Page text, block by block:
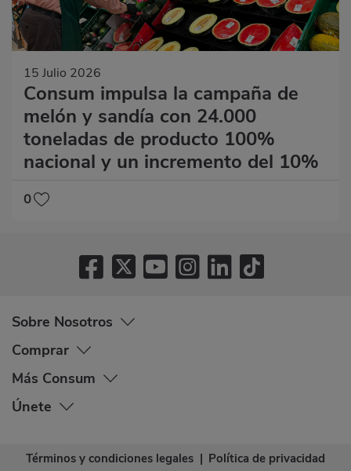
15 Julio 2026
Consum impulsa la campaña de
melón y sandía con 24.000
toneladas de producto 100%
nacional y un incremento del 10%
0
Sobre Nosotros
Comprar
Más Consum
Únete
Términos y condiciones legales | Política de privacidad